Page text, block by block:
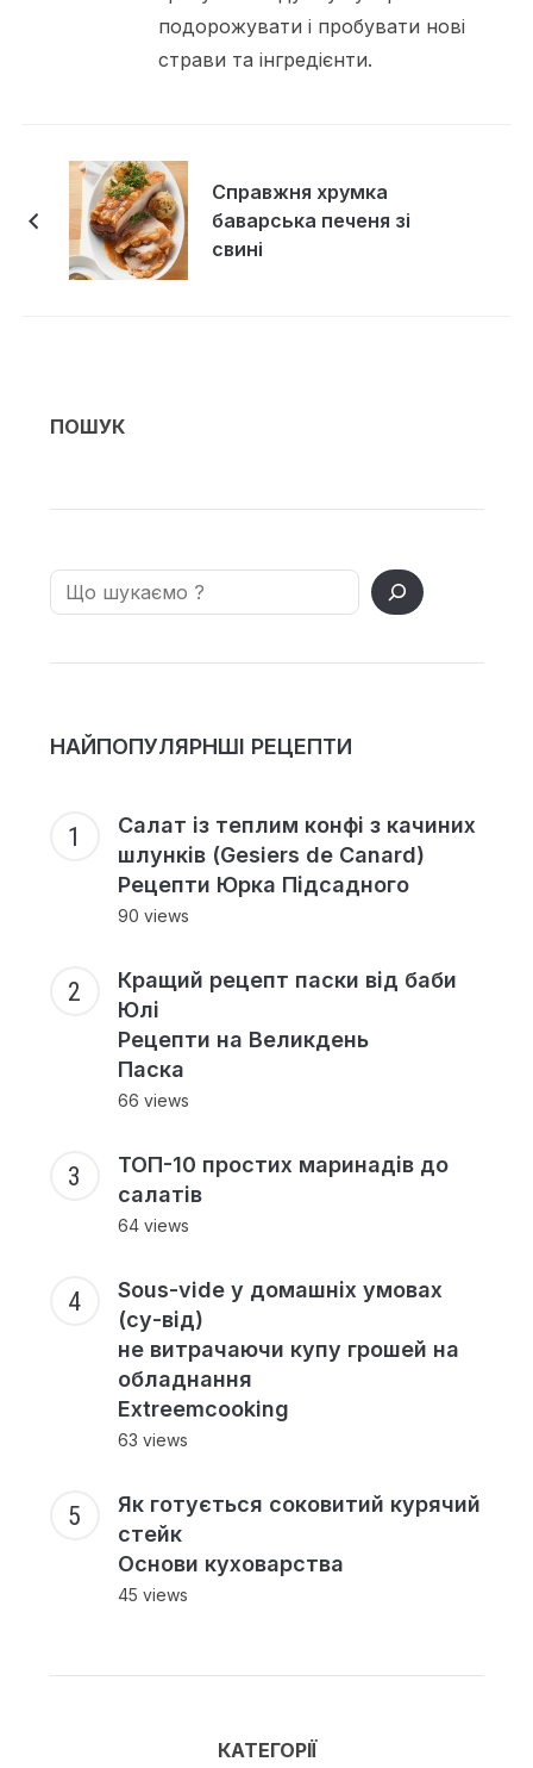
подорожувати і пробувати нові
страви та інгредієнти.
Справжня хрумка
баварська печеня зі
свині
ПОШУК
Search
НАЙПОПУЛЯРНШІ РЕЦЕПТИ
Салат із теплим конфі з качиних
шлунків (Gesiers de Canard)
Рецепти Юрка Підсадного
90 views
Кращий рецепт паски від баби
Юлі
Рецепти на Великдень
Паска
66 views
ТОП-10 простих маринадів до
салатів
64 views
Sous-vide у домашніх умовах
(су-від)
не витрачаючи купу грошей на
обладнання
Extreemcooking
63 views
Як готується соковитий курячий
стейк
Основи куховарства
45 views
КАТЕГОРІЇ